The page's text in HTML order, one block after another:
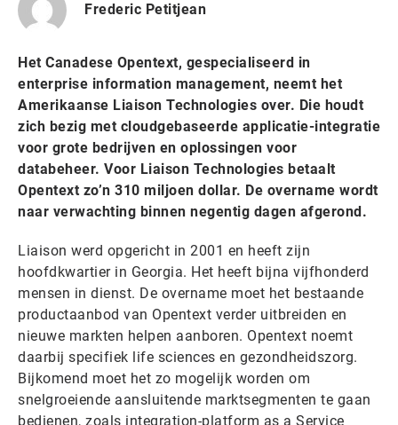
Frederic Petitjean
Het Canadese Opentext, gespecialiseerd in
enterprise information management, neemt het
Amerikaanse Liaison Technologies over. Die houdt
zich bezig met cloudgebaseerde applicatie-integratie
voor grote bedrijven en oplossingen voor
databeheer. Voor Liaison Technologies betaalt
Opentext zo’n 310 miljoen dollar. De overname wordt
naar verwachting binnen negentig dagen afgerond.
Liaison werd opgericht in 2001 en heeft zijn
hoofdkwartier in Georgia. Het heeft bijna vijfhonderd
mensen in dienst. De overname moet het bestaande
productaanbod van Opentext verder uitbreiden en
nieuwe markten helpen aanboren. Opentext noemt
daarbij specifiek life sciences en gezondheidszorg.
Bijkomend moet het zo mogelijk worden om
snelgroeiende aansluitende marktsegmenten te gaan
bedienen, zoals integration-platform as a Service